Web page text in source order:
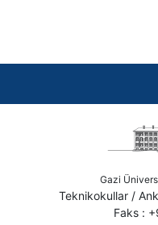
Gazi
Teknikokullar /
Faks :